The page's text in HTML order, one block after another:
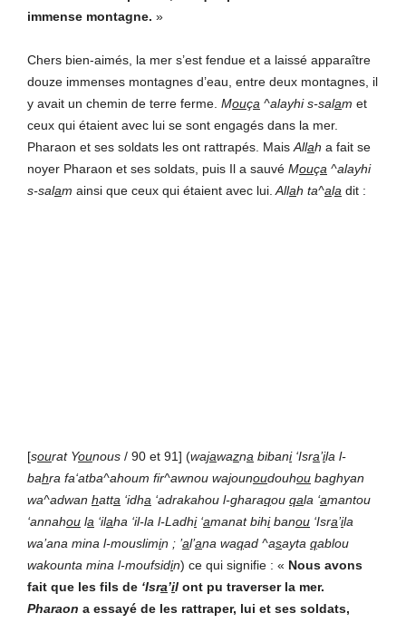
immense montagne. »
Chers bien-aimés, la mer s’est fendue et a laissé apparaître
douze immenses montagnes d’eau, entre deux montagnes, il
y avait un chemin de terre ferme. Mouça ^alayhi s-salam et
ceux qui étaient avec lui se sont engagés dans la mer.
Pharaon et ses soldats les ont rattrapés. Mais Allah a fait se
noyer Pharaon et ses soldats, puis Il a sauvé Mouça ^alayhi
s-salam ainsi que ceux qui étaient avec lui. Allah ta^ala dit :
[sourat Younous / 90 et 91] (wajawazna bibani‘Isra’ila l-
bahra fa‘atba^ahoum fir^awnou wajounoudouhou baghyan
wa^adwan hatta ‘idha ‘adrakahou l-gharaqou qala ‘amantou
‘annahou la ‘ilaha ‘il-la l-Ladhi‘amanat bihibanou ‘Isra’ila
wa’ana mina l-mouslimin ; ’al’ana waqad ^asayta qablou
wakounta mina l-moufsidin) ce qui signifie : « Nous avons
fait que les fils de ‘Isra’il ont pu traverser la mer.
Pharaon a essayé de les rattraper, lui et ses soldats,